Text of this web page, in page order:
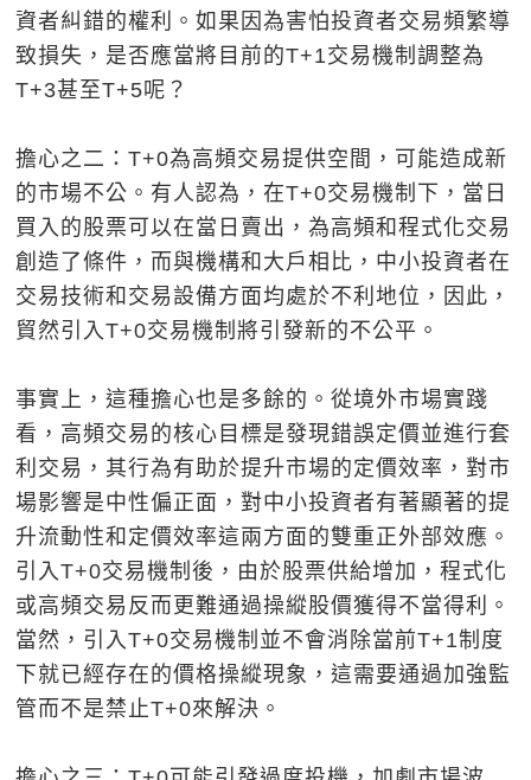
資者糾錯的權利。如果因為害怕投資者交易頻繁導
致損失，是否應當將目前的T+1交易機制調整為
T+3甚至T+5呢？
擔心之二：T+0為高頻交易提供空間，可能造成新
的市場不公。有人認為，在T+0交易機制下，當日
買入的股票可以在當日賣出，為高頻和程式化交易
創造了條件，而與機構和大戶相比，中小投資者在
交易技術和交易設備方面均處於不利地位，因此，
貿然引入T+0交易機制將引發新的不公平。
事實上，這種擔心也是多餘的。從境外市場實踐
看，高頻交易的核心目標是發現錯誤定價並進行套
利交易，其行為有助於提升市場的定價效率，對市
場影響是中性偏正面，對中小投資者有著顯著的提
升流動性和定價效率這兩方面的雙重正外部效應。
引入T+0交易機制後，由於股票供給增加，程式化
或高頻交易反而更難通過操縱股價獲得不當得利。
當然，引入T+0交易機制並不會消除當前T+1制度
下就已經存在的價格操縱現象，這需要通過加強監
管而不是禁止T+0來解決。